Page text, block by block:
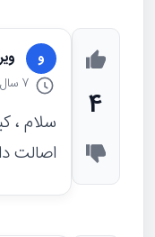
4
و
7 سال
اصالت